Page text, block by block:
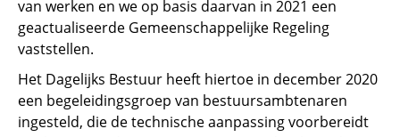
van werken en we op basis daarvan in 2021 een
geactualiseerde Gemeenschappelijke Regeling
vaststellen.
Het Dagelijks Bestuur heeft hiertoe in december 2020
een begeleidingsgroep van bestuursambtenaren
ingesteld, die de technische aanpassing voorbereidt